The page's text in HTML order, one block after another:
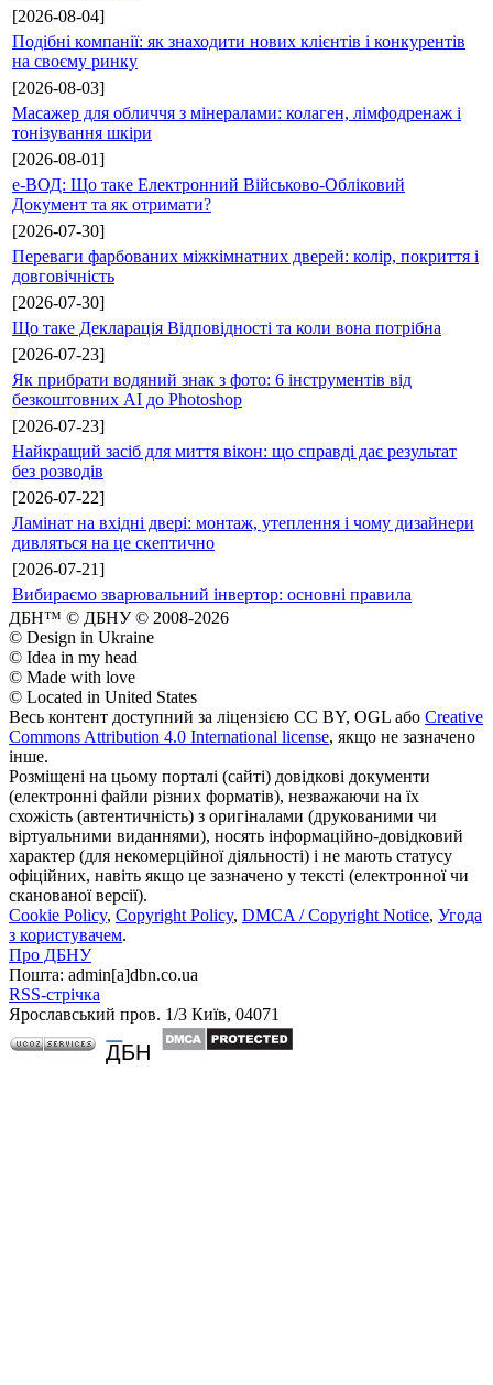
[2026-08-04]
Подібні компанії: як знаходити нових клієнтів і конкурентів
на своєму ринку
[2026-08-03]
Масажер для обличчя з мінералами: колаген, лімфодренаж і
тонізування шкіри
[2026-08-01]
е-ВОД: Що таке Електронний Військово-Обліковий
Документ та як отримати?
[2026-07-30]
Переваги фарбованих міжкімнатних дверей: колір, покриття і
довговічність
[2026-07-30]
Що таке Декларація Відповідності та коли вона потрібна
[2026-07-23]
Як прибрати водяний знак з фото: 6 інструментів від
безкоштовних AI до Photoshop
[2026-07-23]
Найкращий засіб для миття вікон: що справді дає результат
без розводів
[2026-07-22]
Ламінат на вхідні двері: монтаж, утеплення і чому дизайнери
дивляться на це скептично
[2026-07-21]
Вибираємо зварювальний інвертор: основні правила
ДБН™ © ДБНУ © 2008-2026
© Design in Ukraine
© Idea in my head
© Made with love
© Located in United States
Весь контент доступний за ліцензією CC BY, OGL або Creative
Commons Attribution 4.0 International license, якщо не зазначено
інше.
Розміщені на цьому порталі (сайті) довідкові документи
(електронні файли різних форматів), незважаючи на їх
схожість (автентичність) з оригіналами (друкованими чи
віртуальними виданнями), носять інформаційно-довідковий
характер (для некомерційної діяльності) і не мають статусу
офіційних, навіть якщо це зазначено у тексті (електронної чи
сканованої версії).
Cookie Policy, Copyright Policy, DMCA / Copyright Notice, Угода
з користувачем.
Про ДБНУ
Пошта: admin[а]dbn.co.ua
RSS-стрічка
Ярославський пров. 1/3 Київ, 04071